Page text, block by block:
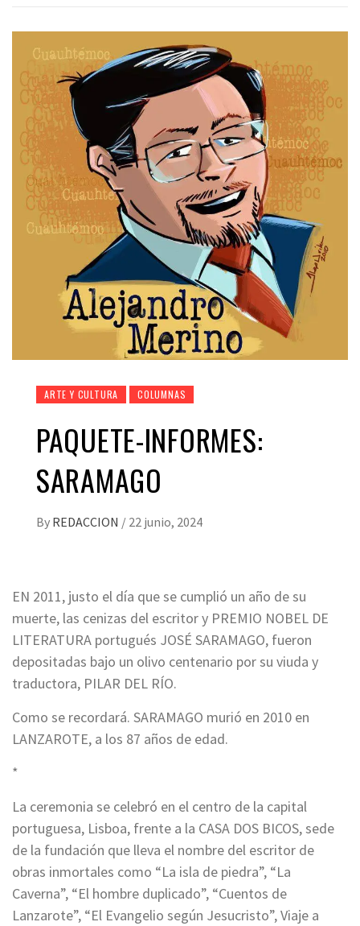
ARTE Y CULTURA COLUMNAS
PAQUETE-INFORMES:
SARAMAGO
By REDACCION / 22 junio, 2024
EN 2011, justo el día que se cumplió un año de su
muerte, las cenizas del escritor y PREMIO NOBEL DE
LITERATURA portugués JOSÉ SARAMAGO, fueron
depositadas bajo un olivo centenario por su viuda y
traductora, PILAR DEL RÍO.
Como se recordará. SARAMAGO murió en 2010 en
LANZAROTE, a los 87 años de edad.
*
La ceremonia se celebró en el centro de la capital
portuguesa, Lisboa, frente a la CASA DOS BICOS, sede
de la fundación que lleva el nombre del escritor de
obras inmortales como “La isla de piedra”, “La
Caverna”, “El hombre duplicado”, “Cuentos de
Lanzarote”, “El Evangelio según Jesucristo”, Viaje a